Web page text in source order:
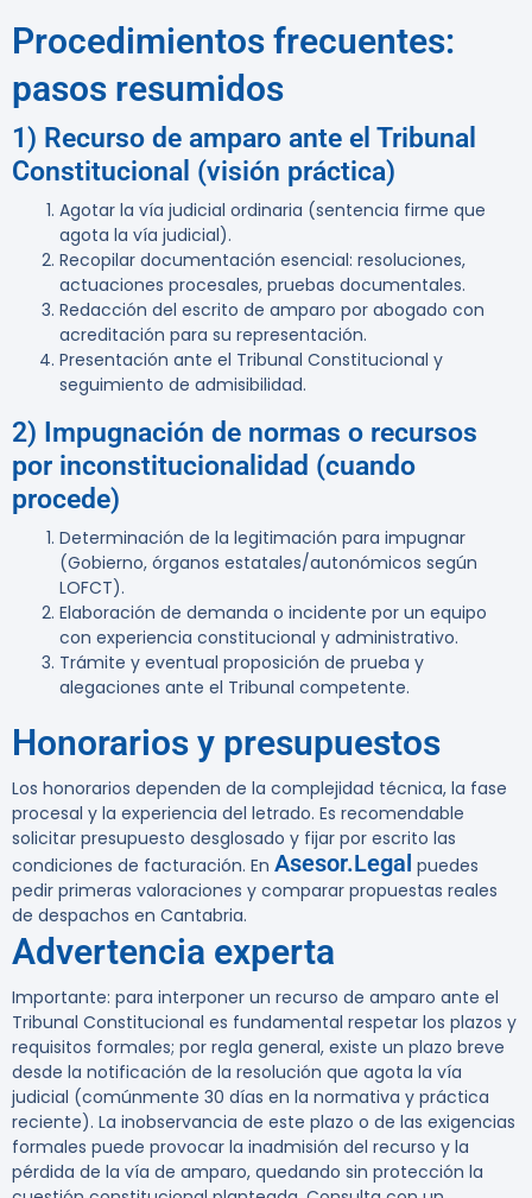
Procedimientos frecuentes:
pasos resumidos
1) Recurso de amparo ante el Tribunal
Constitucional (visión práctica)
Agotar la vía judicial ordinaria (sentencia firme que
agota la vía judicial).
Recopilar documentación esencial: resoluciones,
actuaciones procesales, pruebas documentales.
Redacción del escrito de amparo por abogado con
acreditación para su representación.
Presentación ante el Tribunal Constitucional y
seguimiento de admisibilidad.
2) Impugnación de normas o recursos
por inconstitucionalidad (cuando
procede)
Determinación de la legitimación para impugnar
(Gobierno, órganos estatales/autonómicos según
LOFCT).
Elaboración de demanda o incidente por un equipo
con experiencia constitucional y administrativo.
Trámite y eventual proposición de prueba y
alegaciones ante el Tribunal competente.
Honorarios y presupuestos
Los honorarios dependen de la complejidad técnica, la fase
procesal y la experiencia del letrado. Es recomendable
solicitar presupuesto desglosado y fijar por escrito las
condiciones de facturación. En Asesor.Legal puedes
pedir primeras valoraciones y comparar propuestas reales
de despachos en Cantabria.
Advertencia experta
Importante: para interponer un recurso de amparo ante el
Tribunal Constitucional es fundamental respetar los plazos y
requisitos formales; por regla general, existe un plazo breve
desde la notificación de la resolución que agota la vía
judicial (comúnmente 30 días en la normativa y práctica
reciente). La inobservancia de este plazo o de las exigencias
formales puede provocar la inadmisión del recurso y la
pérdida de la vía de amparo, quedando sin protección la